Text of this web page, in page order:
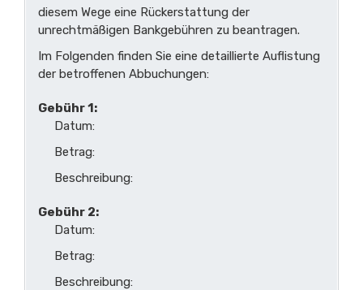
diesem Wege eine Rückerstattung der
unrechtmäßigen Bankgebühren zu beantragen.
Im Folgenden finden Sie eine detaillierte Auflistung
der betroffenen Abbuchungen:
Gebühr 1:
Datum:
Betrag:
Beschreibung:
Gebühr 2:
Datum:
Betrag:
Beschreibung: